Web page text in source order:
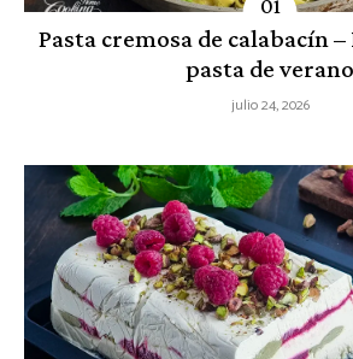
Pasta cremosa de calabacín –
pasta de verano
julio 24, 2026